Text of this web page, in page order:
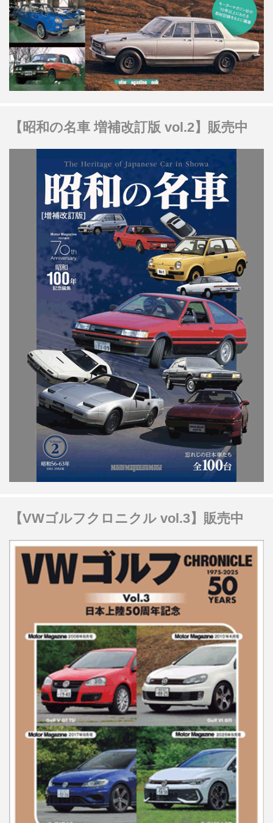
【昭和の名車 増補改訂版 vol.2】販売中
【VWゴルフクロニクル vol.3】販売中